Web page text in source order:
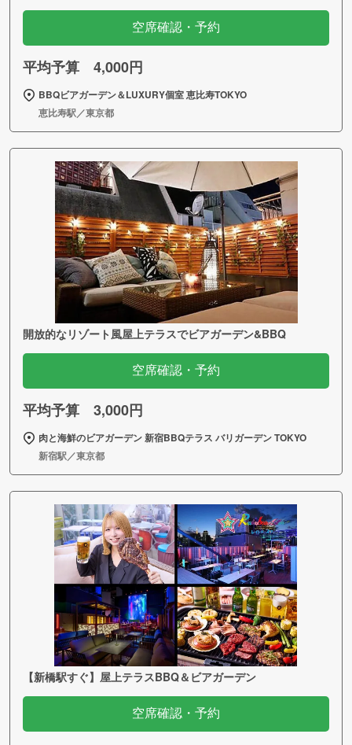
空席確認・予約
平均予算 4,000円
BBQビアガーデン＆LUXURY個室 恵比寿TOKYO
恵比寿駅／東京都
開放的なリゾート風屋上テラスでビアガーデン&BBQ
空席確認・予約
平均予算 3,000円
肉と海鮮のビアガーデン 新宿BBQテラス バリガーデン TOKYO
新宿駅／東京都
【新橋駅すぐ】屋上テラスBBQ＆ビアガーデン
空席確認・予約